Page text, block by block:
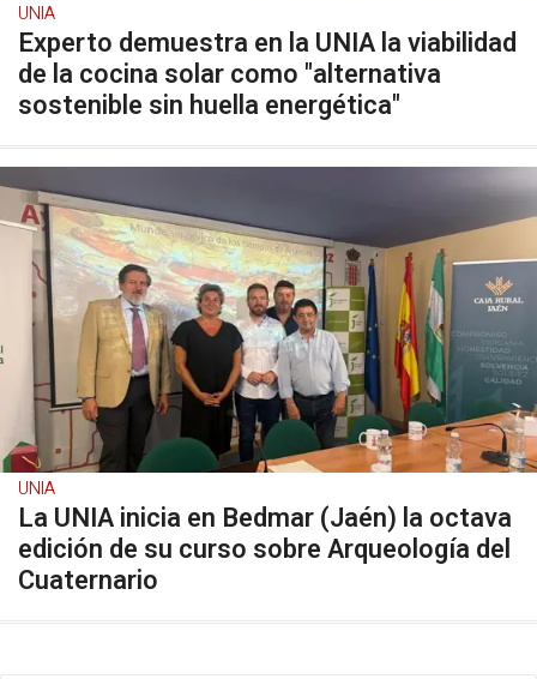
UNIA
Experto demuestra en la UNIA la viabilidad
de la cocina solar como "alternativa
sostenible sin huella energética"
UNIA
La UNIA inicia en Bedmar (Jaén) la octava
edición de su curso sobre Arqueología del
Cuaternario